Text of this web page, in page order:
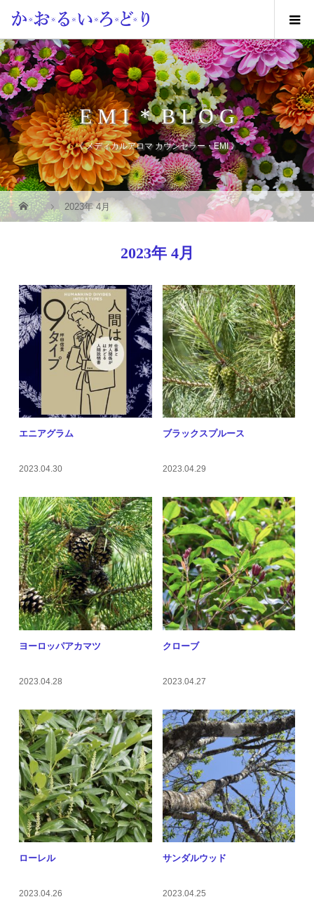
E M I ＊ B L O G
《 メディカルアロマ カウンセラー・EMI 》
2023年 4月
2023年 4月
エニアグラム
2023.04.30
ブラックスプルース
2023.04.29
ヨーロッパアカマツ
2023.04.28
クローブ
2023.04.27
ローレル
2023.04.26
サンダルウッド
2023.04.25